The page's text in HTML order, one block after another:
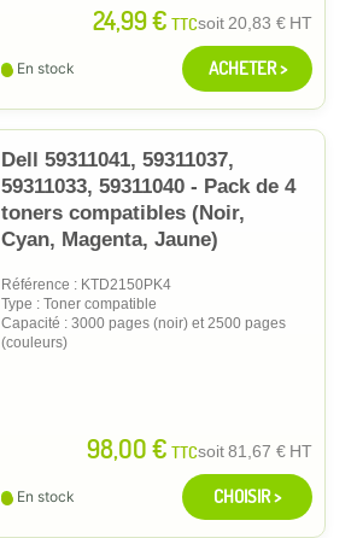
24,99 € TTCsoit20,83 € HT
En stock ACHETER >
Dell 59311041, 59311037,
59311033, 59311040 - Pack de 4
toners compatibles (Noir,
Cyan, Magenta, Jaune)
Référence : KTD2150PK4
Type : Toner compatible
Capacité : 3000 pages (noir) et 2500 pages
(couleurs)
98,00 € TTCsoit81,67 € HT
En stock CHOISIR >